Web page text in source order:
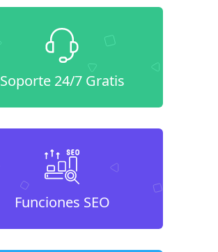
Soporte 24/7 Gratis
Funciones SEO